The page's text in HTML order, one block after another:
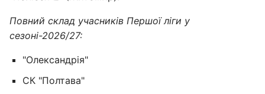
Повний склад учасників Першої ліги у
сезоні-2026/27:
"Олександрія"
СК "Полтава"